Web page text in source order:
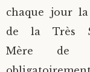
chaque jour
de la Très
Mère de